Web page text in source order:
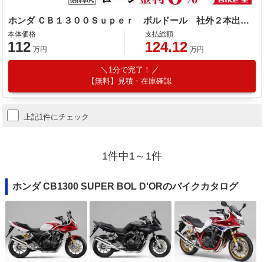
ホンダ ＣＢ１３００Ｓｕｐｅｒ ボルドール 社外２本出しマフラー
本体価格
112 万円
支払総額
124.12 万円
1分で完了！
【無料】見積・在庫確認
上記1件にチェック
1件中1～1件
ホンダ CB1300 SUPER BOL D'ORのバイクカタログ